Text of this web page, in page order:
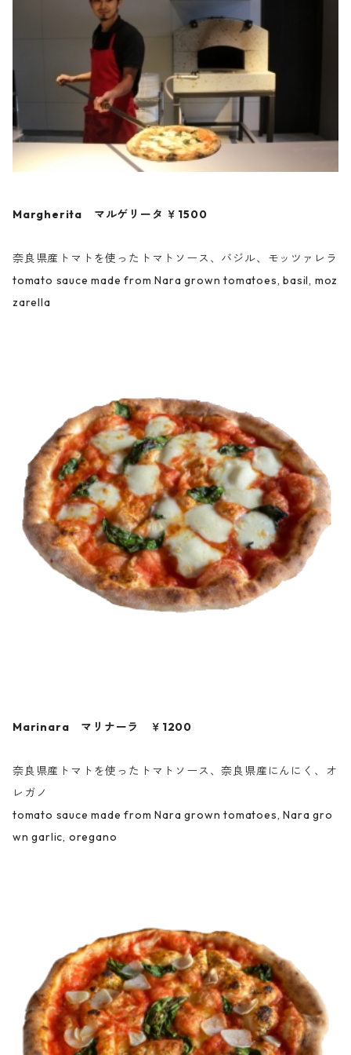
Margherita マルゲリータ ￥1500
奈良県産トマトを使ったトマトソース、バジル、モッツァレラ
tomato sauce made from Nara grown tomatoes, basil, moz
zarella
Marinara マリナーラ ￥1200
奈良県産トマトを使ったトマトソース、奈良県産にんにく、オ
レガノ
tomato sauce made from Nara grown tomatoes, Nara gro
wn garlic, oregano